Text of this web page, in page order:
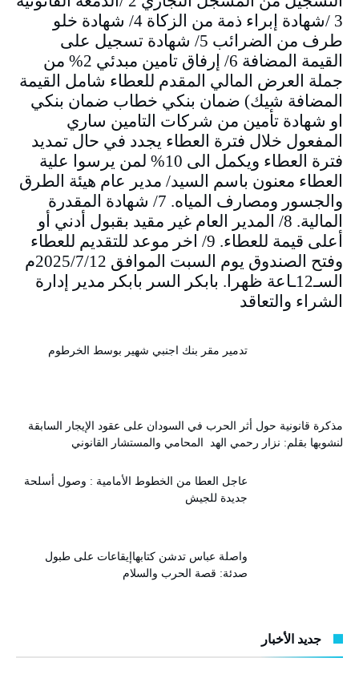
3 /شهادة إبراء ذمة من الزكاة 4/ شهادة خلو
طرف من الضرائب 5/ شهادة تسجيل على
القيمة المضافة 6/ إرفاق تامين مبدئي 2% من
جملة العرض المالي المقدم للعطاء شامل القيمة
المضافة شيك) ضمان بنكي خطاب ضمان بنكي
او شهادة تأمين من شركات التامين ساري
المفعول خلال فترة العطاء يجدد في حال تمديد
فترة العطاء ويكمل الى 10% لمن يرسوا علية
العطاء معنون باسم السيد/ مدير عام هيئة الطرق
والجسور ومصارف المياه. 7/ شهادة المقدرة
المالية. 8/ المدير العام غير مقيد بقبول أدني أو
أعلى قيمة للعطاء. 9/ اخر موعد للتقديم للعطاء
وفتح الصندوق يوم السبت الموافق 2025/7/12م
السـ12ـاعة ظهرا. بابكر السر بابكر مدير إدارة
الشراء والتعاقد
تدمير مقر بنك اجنبي شهير بوسط الخرطوم
مذكرة قانونية حول أثر الحرب في السودان على عقود الإيجار السابقة
لنشوبها بقلم: نزار رحمي الهد المحامي والمستشار القانوني
عاجل العطا من الخطوط الأمامية : وصول أسلحة
جديدة للجيش
واصلة عباس تدشن كتابهاإيقاعات على طبول
صدئة: قصة الحرب والسلام
جديد الأخبار